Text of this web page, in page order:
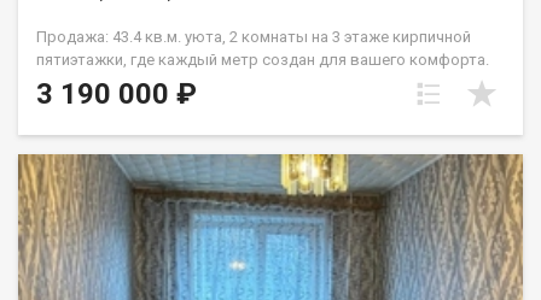
Продажа: 43.4 кв.м. уюта, 2 комнаты на 3 этаже кирпичной
пятиэтажки, где каждый метр создан для вашего комфорта.
Это идеальное вторичное жилье для тех, кто ценит
готовность к переезду и продуманную планировку без лишних
можете сразу начать обустраивать пространство под себя, не
вкладываясь в капитальные работы. Район создан для семей
с детьми: в шаговой доступности Средняя школа №79 и
Детский сад №221, что избавит вас от ежедневных длинных
маршрутов. Для повседневных покупок не нужно ехать через
весь город: супермаркеты Монетка, Пятёрочка и Мария-Ра
находятся всего в 100 метрах от подъезда. Назовите при
3 190 000 ₽